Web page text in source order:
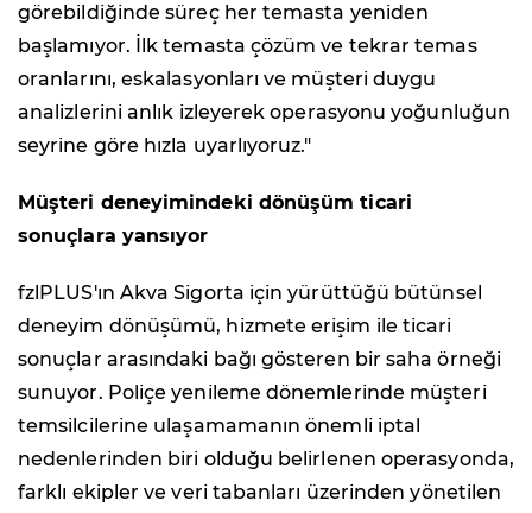
görebildiğinde süreç her temasta yeniden
başlamıyor. İlk temasta çözüm ve tekrar temas
oranlarını, eskalasyonları ve müşteri duygu
analizlerini anlık izleyerek operasyonu yoğunluğun
seyrine göre hızla uyarlıyoruz."
Müşteri deneyimindeki dönüşüm ticari
sonuçlara yansıyor
fzlPLUS'ın Akva Sigorta için yürüttüğü bütünsel
deneyim dönüşümü, hizmete erişim ile ticari
sonuçlar arasındaki bağı gösteren bir saha örneği
sunuyor. Poliçe yenileme dönemlerinde müşteri
temsilcilerine ulaşamamanın önemli iptal
nedenlerinden biri olduğu belirlenen operasyonda,
farklı ekipler ve veri tabanları üzerinden yönetilen